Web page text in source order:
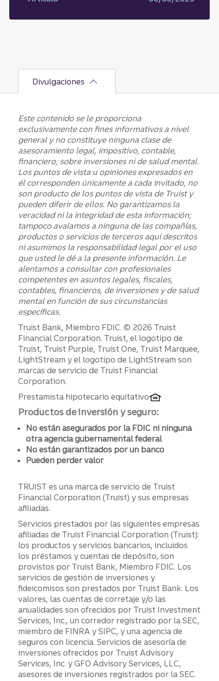
Divulgaciones
Este contenido se le proporciona
exclusivamente con fines informativos a nivel
general y no constituye ninguna clase de
asesoramiento legal, impositivo, contable,
financiero, sobre inversiones ni de salud mental.
Los puntos de vista u opiniones expresados en
él corresponden únicamente a cada invitado, no
son producto de los puntos de vista de Truist y
pueden diferir de ellos. ​​​​​​​No garantizamos la
veracidad ni la integridad de esta información;
tampoco avalamos a ninguna de las compañías,
productos o servicios de terceros aquí descritos
ni asumimos la responsabilidad legal por el uso
que usted le dé a la presente información. Le
alentamos a consultar con profesionales
competentes en asuntos legales, fiscales,
contables, financieros, de inversiones y de salud
mental en función de sus circunstancias
específicas.
Divulgaciones
Truist Bank, Miembro FDIC. © 2026 Truist
Financial Corporation. Truist, el logotipo de
Truist, Truist Purple, Truist One, Truist Marquee,
LightStream y el logotipo de LightStream son
marcas de servicio de Truist Financial
Corporation.
Prestamista hipotecario equitativo
Productos de inversión y seguro:
No están asegurados por la FDIC ni ninguna
otra agencia gubernamental federal
No están garantizados por un banco
Pueden perder valor
TRUIST es una marca de servicio de Truist
Financial Corporation (Truist) y sus empresas
afiliadas.
Servicios prestados por las siguientes empresas
afiliadas de Truist Financial Corporation (Truist):
los productos y servicios bancarios, incluidos
los préstamos y cuentas de depósito, son
provistos por Truist Bank, Miembro FDIC. Los
servicios de gestión de inversiones y
fideicomisos son prestados por Truist Bank. Los
valores, las cuentas de corretaje y/o las
anualidades son ofrecidos por Truist Investment
Services, Inc., un corredor registrado por la SEC,
miembro de FINRA y SIPC, y una agencia de
seguros con licencia. Servicios de asesoría de
inversiones ofrecidos por Truist Advisory
Services, Inc. y GFO Advisory Services, LLC,
asesores de inversiones registrados por la SEC.